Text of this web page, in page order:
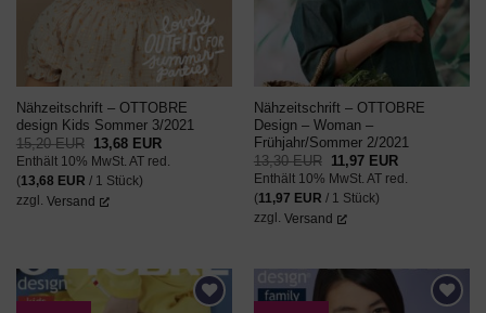
Nähzeitschrift – OTTOBRE
design Kids Sommer 3/2021
15,20EUR
Ursprünglicher
Preis
war:
15,20 EUR
13,68 EURAktueller
Preis
ist:
Enthält 10% MwSt. AT red.
(13,68 EUR / 1 Stück)
zzgl. Versand
Nähzeitschrift – OTTOBRE
Design – Woman –
Frühjahr/Sommer 2/2021
13,30EUR
Ursprünglicher
Preis
war:
13,30 EUR
11,97 EURAktueller
Preis
ist:
Enthält 10% MwSt. AT red.
(11,97 EUR / 1 Stück)
zzgl. Versand